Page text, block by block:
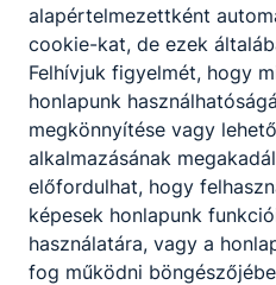
Határok nélkül a
TFG-s diákok a 26.
Expert Projekthéten
alapértelmezettként
cookie-kat, de ezek
Felhívjuk figyelmét, hogy
honlapunk
megkönnyítése vagy
alkalmazásának
előfordulhat, hogy
képesek honlapunk
használatára, vagy a
fog működni